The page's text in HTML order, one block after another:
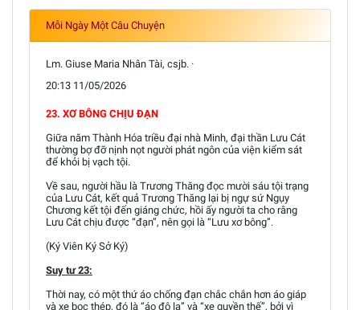
Mỗi Ngày Một Câu Chuyện
Lm. Giuse Maria Nhân Tài, csjb. ·
20:13 11/05/2026
23. XƠ BÔNG CHỊU ĐẠN
Giữa năm Thành Hóa triều đại nhà Minh, đại thần Lưu Cát
thường bợ đỡ nịnh nọt người phát ngôn của viện kiểm sát
để khỏi bị vạch tội.
Về sau, người hầu là Trương Thăng đọc mười sáu tội trạng
của Lưu Cát, kết quả Trương Thăng lại bị ngự sứ Ngụy
Chương kết tội đến giáng chức, hồi ấy người ta cho rằng
Lưu Cát chịu được “đạn”, nên gọi là “Lưu xơ bông”.
(Ký Viên Ký Sở Ký)
Suy tư 23:
Thời nay, có một thứ áo chống đạn chắc chắn hơn áo giáp
và xe bọc thép, đó là “áo đô la” và “xe quyền thế”, bởi vì